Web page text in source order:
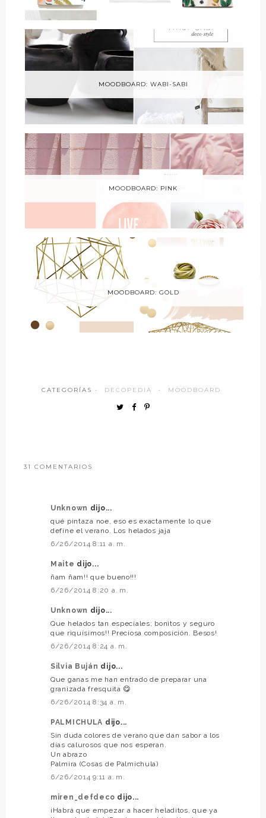
MOODBOARD: WABI-SABI
MOODBOARD: PINK
MOODBOARD: GOLD
CATEGORÍAS · DECOPEDIA · MOODBOARD
31 COMENTARIOS
Unknown dijo...
qué pintaza noe, eso es exactamente lo que
define el verano. Los helados jaja
6/26/2014 8:11 a. m.
Maite dijo...
ñam ñam!! que bueno!!!
6/26/2014 8:20 a. m.
Unknown dijo...
Que helados tan especiales; bonitos y seguro
que riquísimos!! Preciosa composición. Besos!
6/26/2014 8:24 a. m.
Silvia Buján dijo...
Que ganas me han entrado de preparar una
granizada fresquita 😋
6/26/2014 8:34 a. m.
PALMICHULA dijo...
Sin duda colores de verano que dan sabor a los
días calurosos que nos esperan.
Un abrazo
Palmira (Cosas de Palmichula)
6/26/2014 9:11 a. m.
miren_defdeco dijo...
¡Habrá que empezar a hacer heladitos, que ya